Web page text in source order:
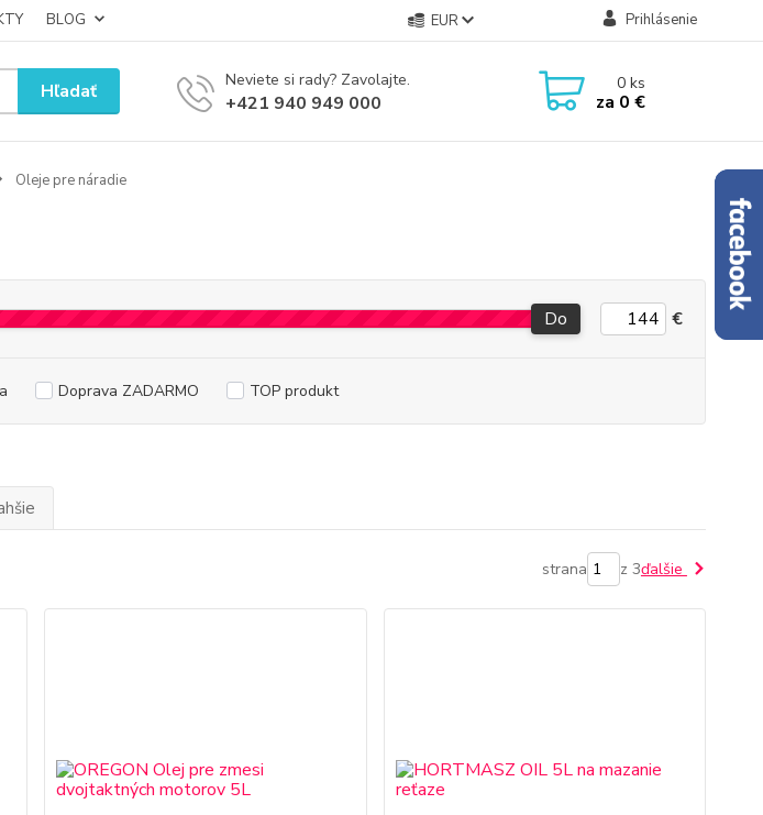
BLOG EUR Prihlásenie
Hľadať Neviete si rady? Zavolajte.
+421 940 949 000
0ks
za 0 €
Oleje pre náradie
Do €
Doprava ZADARMO TOP produkt
strana z 3ďalšie